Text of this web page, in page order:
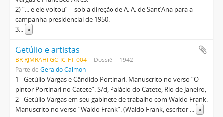
2) “... e ele voltou” – sob a direção de A. A. de Sant’Ana para a
campanha presidencial de 1950.
3... »
Getúlio e artistas
BR RJMRAHI GC-IC-FT-004 Dossiê
1942
Parte de Geraldo Calmon
1 - Getúlio Vargas e Cândido Portinari. Manuscrito no verso “O
pintor Portinari no Catete”. S/d, Palácio do Catete, Rio de Janeiro;
2 - Getúlio Vargas em seu gabinete de trabalho com Waldo Frank.
Manuscrito no verso “Waldo Frank”. (Waldo Frank, escritor ... »